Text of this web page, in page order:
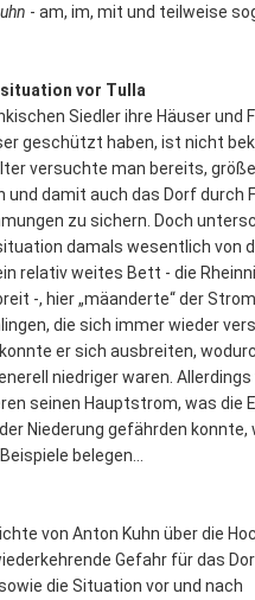
- am, im, mit und teilweise
vor Tulla
Siedler ihre Häuser und
geschützt haben, ist nicht
versuchte man bereits,
und damit auch das Dorf durch
zu sichern. Doch
damals wesentlich von
relativ weites Bett - die
-, hier „mäanderte“ der
die sich immer wieder
er sich ausbreiten,
niedriger waren.
seinen Hauptstrom, was die
Niederung gefährden konnte,
belegen...
von Anton Kuhn über die
Gefahr für das
die Situation vor und nach